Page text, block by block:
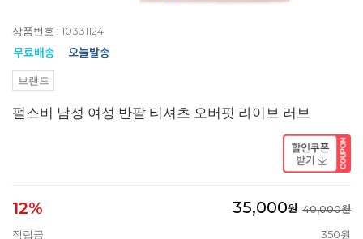
상품번호 : 10331124
브랜드
펄스비 남성 여성 반팔 티셔츠 오버핏 라이브 러브
12% 35,000원 40,000원
적립금
350원